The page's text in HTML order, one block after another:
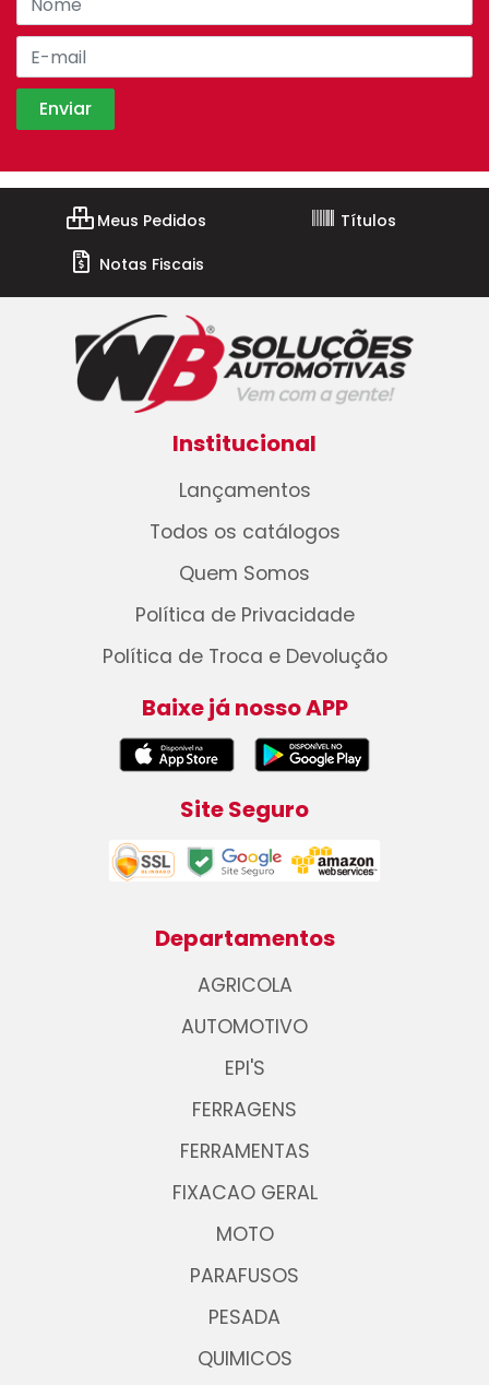
Meus Pedidos
Títulos
Notas Fiscais
Institucional
Lançamentos
Todos os catálogos
Quem Somos
Política de Privacidade
Política de Troca e Devolução
Baixe já nosso APP
Site Seguro
Departamentos
AGRICOLA
AUTOMOTIVO
EPI'S
FERRAGENS
FERRAMENTAS
FIXACAO GERAL
MOTO
PARAFUSOS
PESADA
QUIMICOS